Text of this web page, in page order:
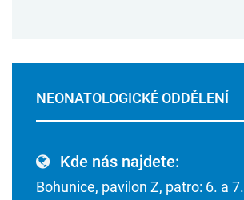
NEONATOLOGICKÉ ODDĚLENÍ
Kde nás najdete:
Bohunice, pavilon Z, patro: 6. a 7.